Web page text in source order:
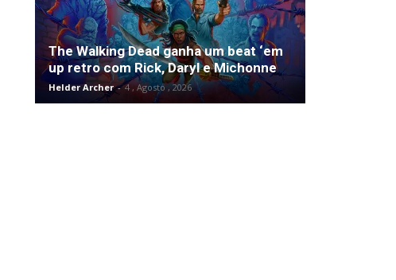
The Walking Dead ganha um beat ‘em
up retro com Rick, Daryl e Michonne
Helder Archer - 4 , Agosto , 2026